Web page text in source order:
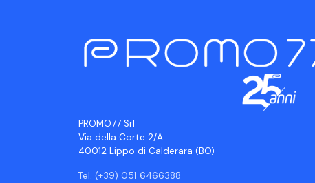
PROMO77 Srl
Via della Corte 2/A
40012 Lippo di Calderara (BO)
Tel. (+39) 051 6466388